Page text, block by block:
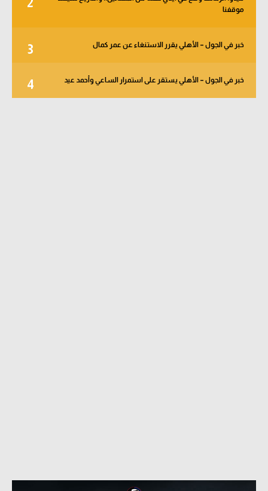
2
موقفنا
3 خبر في الجول – الأهلي يقرر الاستنغاء عن عمر كمال
4 خبر في الجول – الأهلي يستقر على استمرار الساعي وأحمد عيد